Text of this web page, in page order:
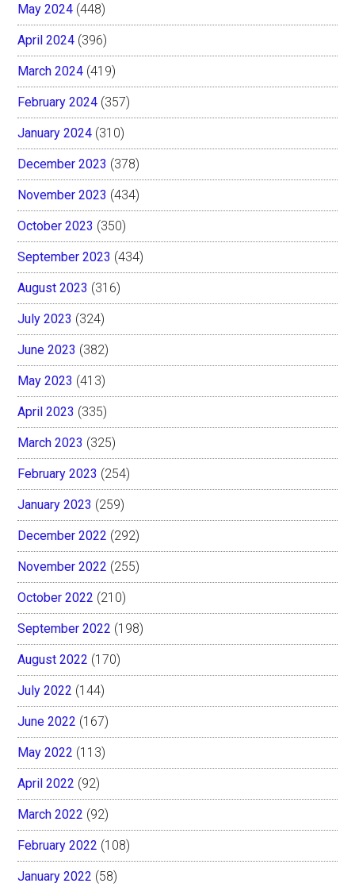
May 2024 (448)
April 2024 (396)
March 2024 (419)
February 2024 (357)
January 2024 (310)
December 2023 (378)
November 2023 (434)
October 2023 (350)
September 2023 (434)
August 2023 (316)
July 2023 (324)
June 2023 (382)
May 2023 (413)
April 2023 (335)
March 2023 (325)
February 2023 (254)
January 2023 (259)
December 2022 (292)
November 2022 (255)
October 2022 (210)
September 2022 (198)
August 2022 (170)
July 2022 (144)
June 2022 (167)
May 2022 (113)
April 2022 (92)
March 2022 (92)
February 2022 (108)
January 2022 (58)